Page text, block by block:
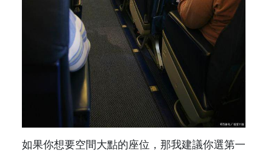
如果你想要空間大點的座位，那我建議你選第一